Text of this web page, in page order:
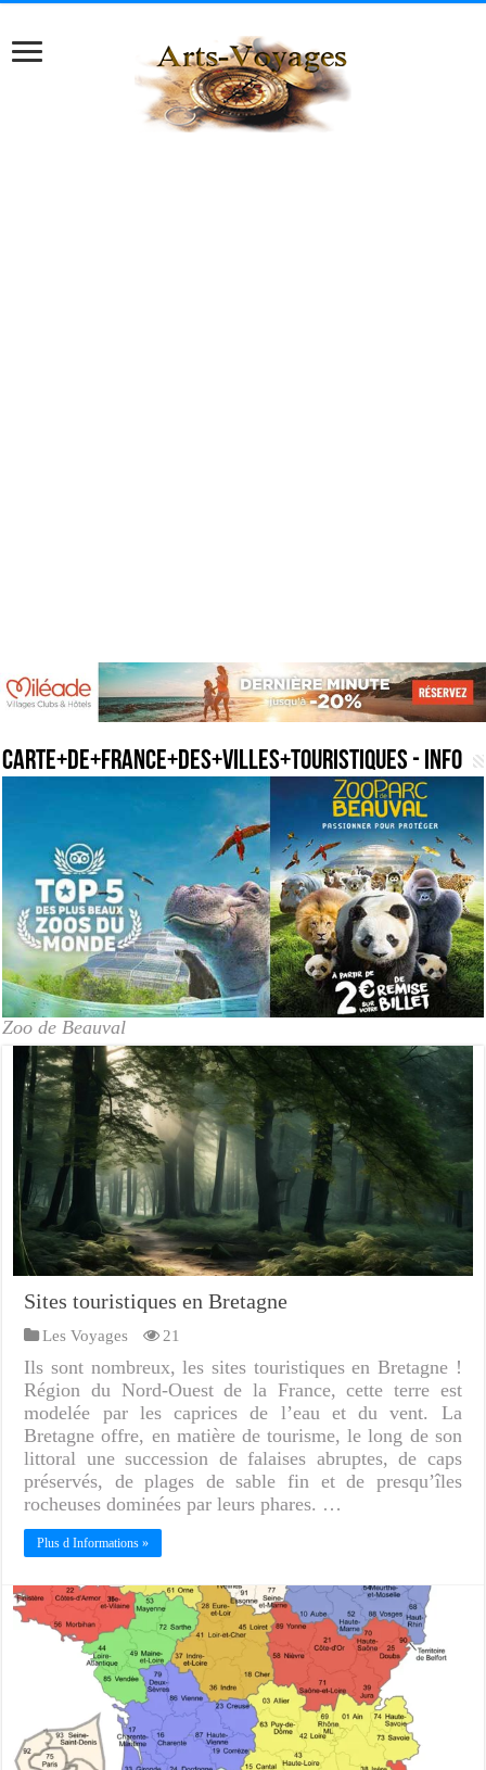
carte+de+france+des+villes+touristiques - Info
Zoo de Beauval
Sites touristiques en Bretagne
Les Voyages 21
Ils sont nombreux, les sites touristiques en Bretagne !
Région du Nord-Ouest de la France, cette terre est
modelée par les caprices de l’eau et du vent. La
Bretagne offre, en matière de tourisme, le long de son
littoral une succession de falaises abruptes, de caps
préservés, de plages de sable fin et de presqu’îles
rocheuses dominées par leurs phares. …
Plus d Informations »